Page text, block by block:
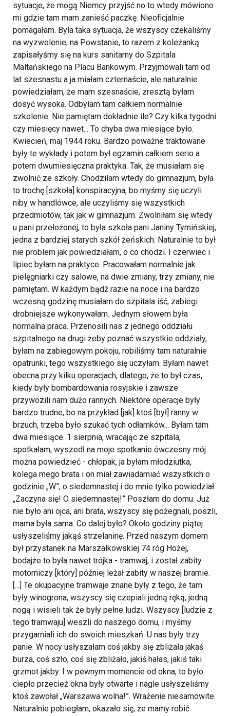
sytuacje, że mogą Niemcy przyjść no to wtedy mówiono
mi gdzie tam mam zanieść paczkę. Nieoficjalnie
pomagałam. Była taka sytuacja, że wszyscy czekaliśmy
na wyzwolenie, na Powstanie, to razem z koleżanką
zapisałyśmy się na kurs sanitarny do Szpitala
Maltańskiego na Placu Bankowym. Przyjmowali tam od
lat szesnastu a ja miałam czternaście, ale naturalnie
powiedziałam, że mam szesnaście, zresztą byłam
dosyć wysoka. Odbyłam tam całkiem normalnie
szkolenie. Nie pamiętam dokładnie ile? Czy kilka tygodni
czy miesięcy nawet... To chyba dwa miesiące było.
Kwiecień, maj 1944 roku. Bardzo poważne traktowane
były te wykłady i potem był egzamin całkiem serio a
potem dwumiesięczna praktyka. Tak, że musiałam się
zwolnić ze szkoły. Chodziłam wtedy do gimnazjum, była
to trochę [szkoła] konspiracyjna, bo myśmy się uczyli
niby w handlówce, ale uczyliśmy się wszystkich
przedmiotów, tak jak w gimnazjum. Zwolniłam się wtedy
u pani przełożonej, to była szkoła pani Janiny Tymińskiej,
jedna z bardziej starych szkół żeńskich. Naturalnie to był
nie problem jak powiedziałam, o co chodzi. I czerwiec i
lipiec byłam na praktyce. Pracowałam normalnie jak
pielęgniarki czy salowe, na dwie zmiany, trzy zmiany, nie
pamiętam. W każdym bądź razie na noce i na bardzo
wczesną godzinę musiałam do szpitala iść, zabiegi
drobniejsze wykonywałam. Jednym słowem była
normalna praca. Przenosili nas z jednego oddziału
szpitalnego na drugi żeby poznać wszystkie oddziały,
byłam na zabiegowym pokoju, robiliśmy tam naturalnie
opatrunki, tego wszystkiego się uczyłam. Byłam nawet
obecna przy kilku operacjach, dlatego, że to był czas,
kiedy były bombardowania rosyjskie i zawsze
przywozili nam dużo rannych. Niektóre operacje były
bardzo trudne, bo na przykład [jak] ktoś [był] ranny w
brzuch, trzeba było szukać tych odłamków... Byłam tam
dwa miesiące. 1 sierpnia, wracając ze szpitala,
spotkałam, wyszedł na moje spotkanie ówczesny mój
można powiedzieć - chłopak, ja byłam młodziutka,
kolega mego brata i on miał zawiadamiać wszystkich o
godzinie „W”, o siedemnastej i do mnie tylko powiedział
„Zaczyna się! O siedemnastej!” Poszłam do domu. Już
nie było ani ojca, ani brata, wszyscy się pożegnali, poszli,
mama była sama. Co dalej było? Około godziny piątej
usłyszeliśmy jakąś strzelaninę. Przed naszym domem
był przystanek na Marszałkowskiej 74 róg Hożej,
bodajże to była nawet trójka - tramwaj, i został zabity
motorniczy [który] później leżał zabity w naszej bramie.
[...] Te okupacyjne tramwaje znane były z tego, że tam
były winogrona, wszyscy się czepiali jedną ręką, jedną
nogą i wisieli tak że były pełne ludzi. Wszyscy [ludzie z
tego tramwaju] weszli do naszego domu, i myśmy
przygarniali ich do swoich mieszkań. U nas były trzy
panie. W nocy usłyszałam coś jakby się zbliżała jakaś
burza, coś szło, coś się zbliżało, jakiś hałas, jakiś taki
grzmot jakby. I w pewnym momencie od okna, to było
ciepło przecież okna były otwarte i nagle usłyszeliśmy
ktoś zawołał „Warszawa wolna!”. Wrażenie niesamowite.
Naturalnie pobiegłam, okazało się, że mamy robić